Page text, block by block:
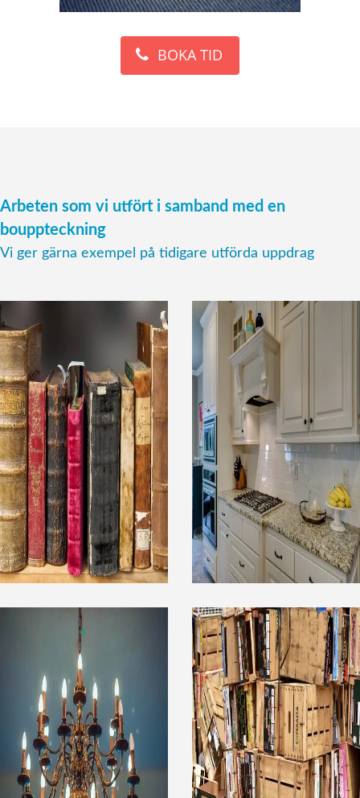
BOKA TID
Arbeten som vi utfört i samband med en
bouppteckning
Vi ger gärna exempel på tidigare utförda uppdrag